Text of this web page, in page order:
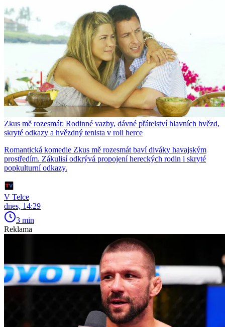
Zkus mě rozesmát: Rodinné vazby, dávné přátelství hlavních hvězd,
skryté odkazy a hvězdný tenista v roli herce
Romantická komedie Zkus mě rozesmát baví diváky havajským
prostředím. Zákulisí odkrývá propojení hereckých rodin i skryté
popkulturní odkazy.
V Telce
dnes, 14:29
3 min
Reklama